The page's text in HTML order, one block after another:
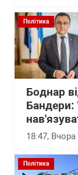
Політика
Боднар
Бандери:
18:47, Вчора
Політика